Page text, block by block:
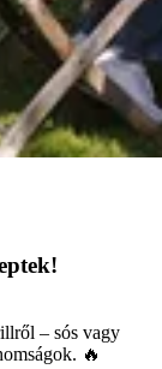
– sós vagy
🔥